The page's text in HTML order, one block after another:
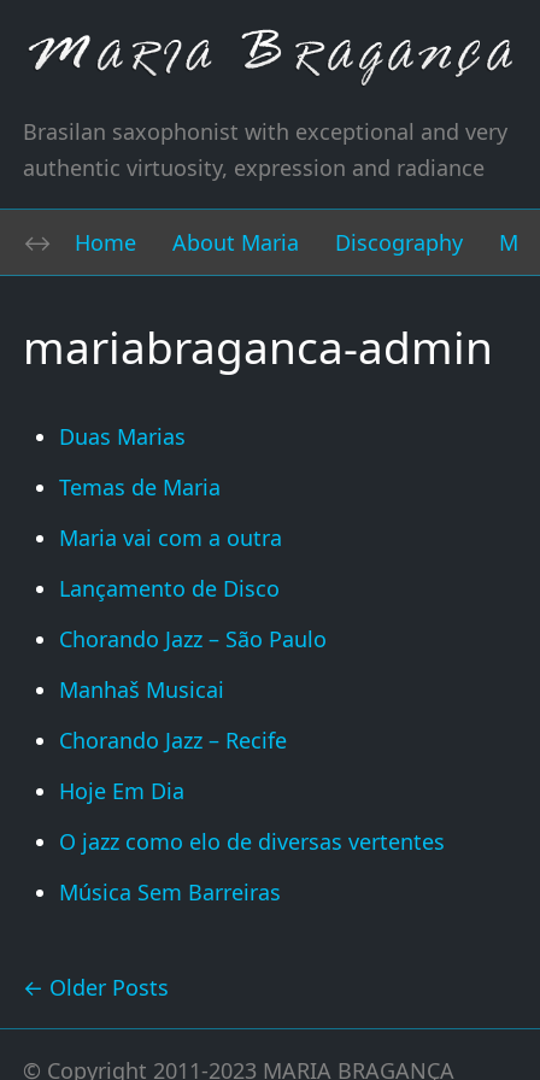
Brasilan saxophonist with exceptional and very
authentic virtuosity, expression and radiance
Home About Maria Discography
mariabraganca-admin
Duas Marias
Temas de Maria
Maria vai com a outra
Lançamento de Disco
Chorando Jazz – São Paulo
Manhaš Musicai
Chorando Jazz – Recife
Hoje Em Dia
O jazz como elo de diversas vertentes
Música Sem Barreiras
Older Posts
© Copyright 2011-2023 MARIA BRAGANÇA